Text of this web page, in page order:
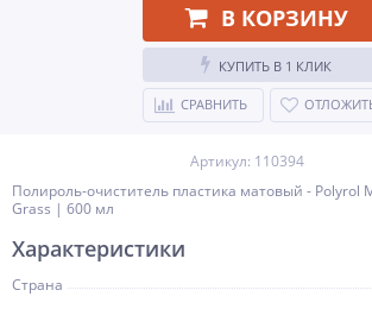
В КОРЗИНУ
КУПИТЬ В 1 КЛИК
СРАВНИТЬ
Артикул: 110394
Полироль-очиститель пластика матовый - Polyrol
Grass | 600 мл
Характеристики
Страна